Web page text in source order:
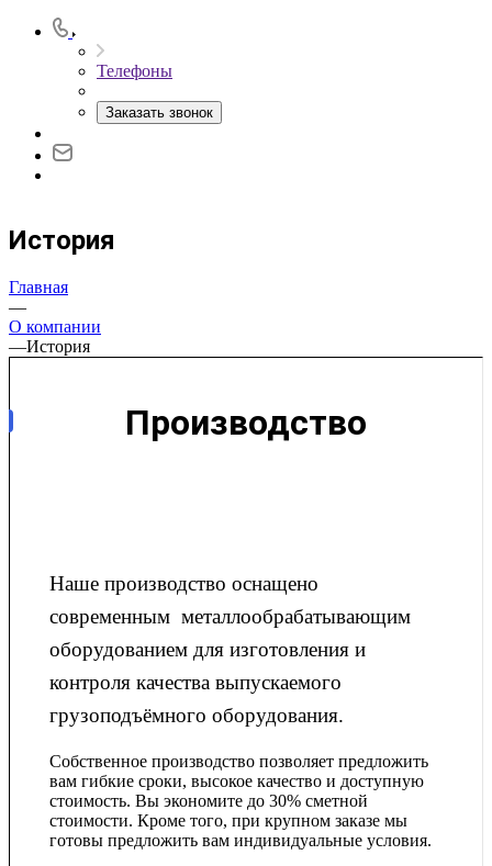
Телефоны
Заказать звонок
История
Главная
—
О компании
—История
Производство
Наше производство оснащено
современным металлообрабатывающим
оборудованием для изготовления и
контроля качества выпускаемого
грузоподъёмного оборудования.
Собственное производство позволяет предложить
вам гибкие сроки, высокое качество и доступную
стоимость. Вы экономите до 30% сметной
стоимости. Кроме того, при крупном заказе мы
готовы предложить вам индивидуальные условия.